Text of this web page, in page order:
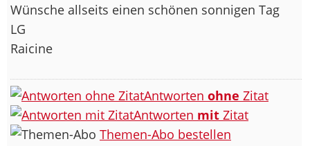
Wünsche allseits einen schönen sonnigen Tag
LG
Raicine
Antworten ohne Zitat
Antworten mit Zitat
Themen-Abo bestellen